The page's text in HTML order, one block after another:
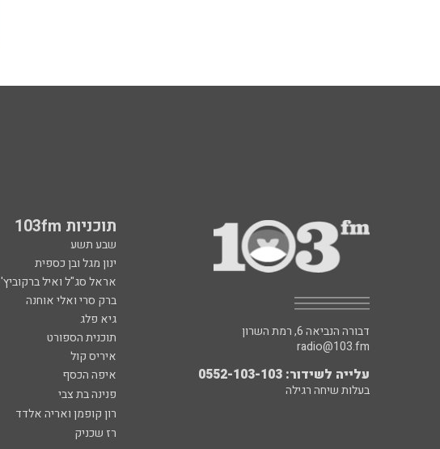
תוכניות 103fm
שבע תשע
ינון מגל ובן כספית
אראל סג"ל ואיל ברקוביץ'
ברק סרי ואלי אוחנה
גיא פלג
תוכנית הספורט
איריס קול
איפה הכסף
פנינה בת צבי
רון קופמן ואריה אלדד
רז שכניק
דבורה הנביאה 6, רמת השרון
radio@103.fm
עלייה לשידור: 0552-103-103
בעלות שיחה רגילה